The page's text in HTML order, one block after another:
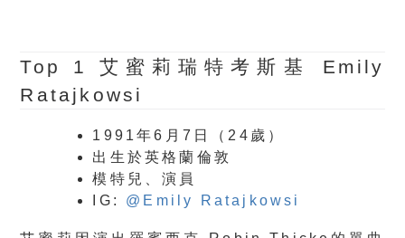
Top 1
艾蜜莉瑞特考斯基 Emily
Ratajkowsi
1991年6月7日（24歲）
出生於英格蘭倫敦
模特兒、演員
IG: @Emily Ratajkowsi